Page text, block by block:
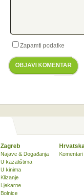
Zapamti podatke
OBJAVI KOMENTAR
Zagreb
Najave & Događanja
U kazalištima
U kinima
Klizanje
Ljekarne
Bolnice
Komentari